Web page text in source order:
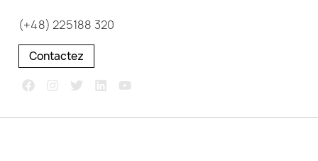
(+48) 225188 320
Contactez